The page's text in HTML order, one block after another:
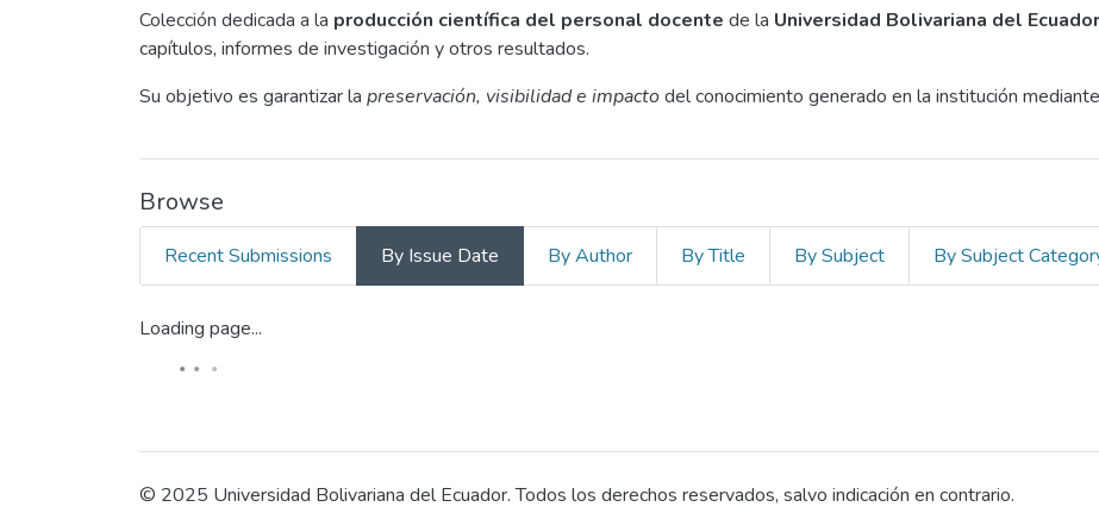
Colección dedicada a la producción científica del personal docente de la Universidad Bolivariana del Ecuador
capítulos, informes de investigación y otros resultados.
Su objetivo es garantizar la preservación, visibilidad e impactodel conocimiento generado en la institución
Browse
Recent Submissions By Issue Date By Author By Title By Subject By Subject
Loading page...
© 2025 Universidad Bolivariana del Ecuador. Todos los derechos reservados, salvo indicación en contrario.